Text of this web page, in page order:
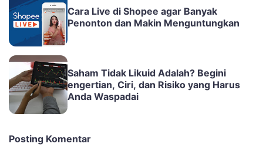
Cara Live di Shopee agar Banyak
Penonton dan Makin Menguntungkan
Saham Tidak Likuid Adalah? Begini
engertian, Ciri, dan Risiko yang Harus
Anda Waspadai
Posting Komentar